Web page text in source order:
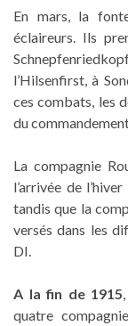
En mars, la
éclaireurs. Ils
l’Hilsenfirst, à
ces combats, les
du
La compagnie
l’arrivée de
tandis que la
versés dans les
DI.
A la fin de 1915
quatre